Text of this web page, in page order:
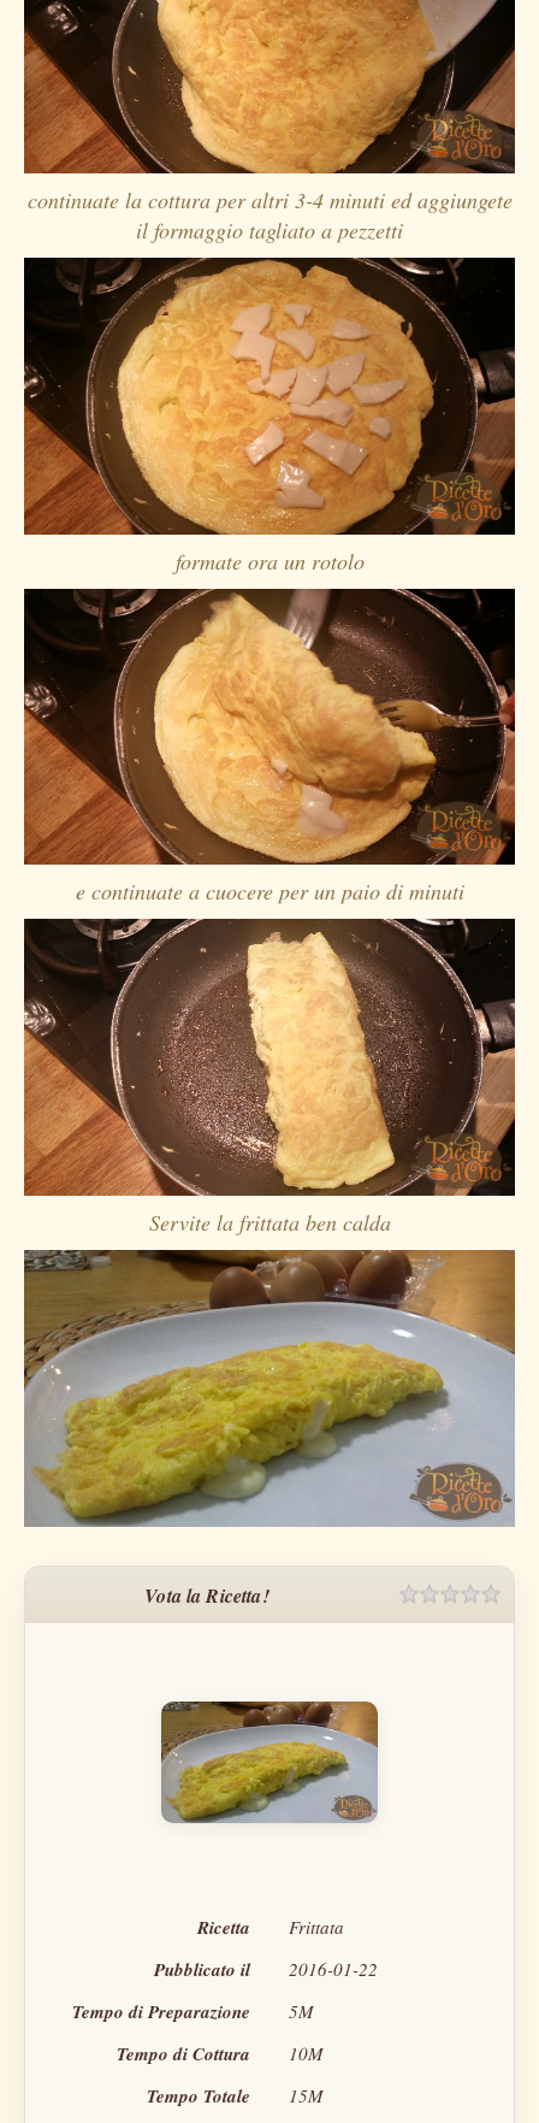
continuate la cottura per altri 3-4 minuti ed aggiungete
il formaggio tagliato a pezzetti
formate ora un rotolo
e continuate a cuocere per un paio di minuti
Servite la frittata ben calda
Vota la Ricetta! Rating
Ricetta Frittata
Pubblicato il 2016-01-22
Tempo di Preparazione 5M
Tempo di Cottura 10M
Tempo Totale 15M